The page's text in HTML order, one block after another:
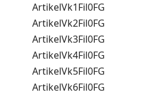
ArtikelVk1Fil0FG
ArtikelVk2Fil0FG
ArtikelVk3Fil0FG
ArtikelVk4Fil0FG
ArtikelVk5Fil0FG
ArtikelVk6Fil0FG